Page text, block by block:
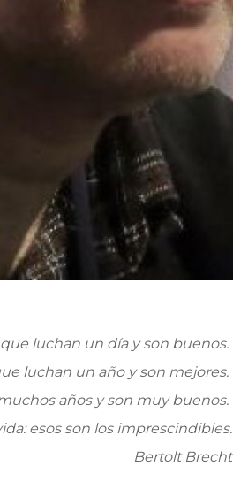
luchan un día y son buenos.
luchan un año y son mejores.
años y son muy buenos.
esos son los imprescindibles.
Bertolt Brecht